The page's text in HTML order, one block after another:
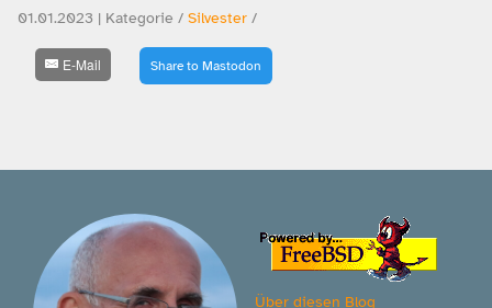
01.01.2023 | Kategorie / Silvester /
E-Mail Share to Mastodon
Über diesen Blog